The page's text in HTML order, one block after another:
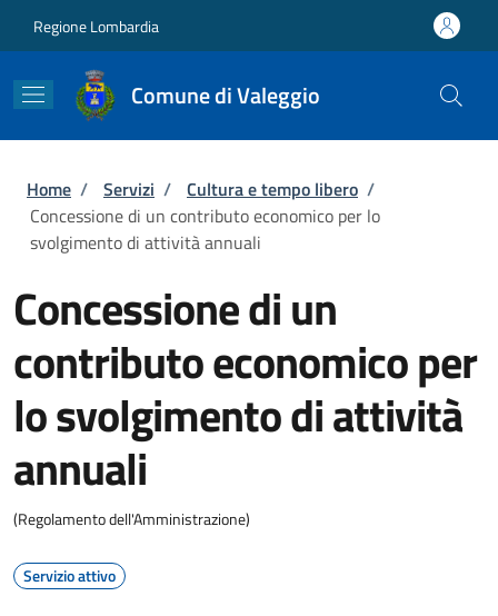
Regione Lombardia
Comune di Valeggio
Briciole di pane
Home / Servizi / Cultura e tempo libero /
Concessione di un contributo economico per lo
svolgimento di attività annuali
Concessione di un
contributo economico per
lo svolgimento di attività
annuali
(Regolamento dell'Amministrazione)
Servizio attivo